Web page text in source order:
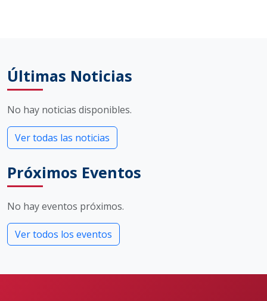
Últimas Noticias
No hay noticias disponibles.
Ver todas las noticias
Próximos Eventos
No hay eventos próximos.
Ver todos los eventos